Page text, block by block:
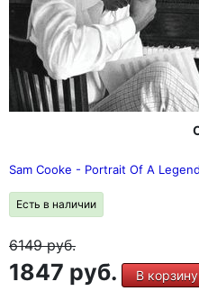
Sam Cooke - Portrait Of A
Есть в наличии
6149руб.
1847 руб. В корзину